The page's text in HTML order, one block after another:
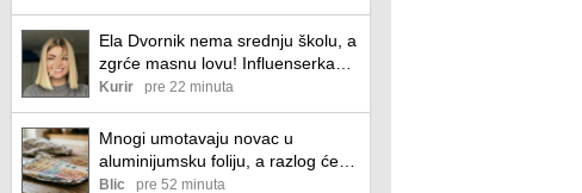
kakvi su odnosi u porodici - sad je
sve jasno
Ela Dvornik nema srednju školu, a
zgrće masnu lovu! Influenserka
progovorila o obrazovanju:
Naučila sam puno o životu...
Kurir pre 22 minuta
Mnogi umotavaju novac u
aluminijumsku foliju, a razlog će
vas iznenadi
Blic pre 52 minuta